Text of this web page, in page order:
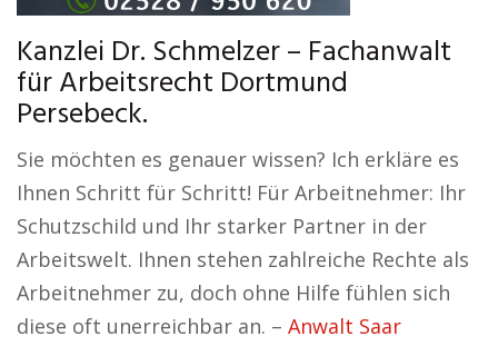
Kanzlei Dr. Schmelzer – Fachanwalt
für Arbeitsrecht Dortmund
Persebeck.
Sie möchten es genauer wissen? Ich erkläre es
Ihnen Schritt für Schritt! Für Arbeitnehmer: Ihr
Schutzschild und Ihr starker Partner in der
Arbeitswelt. Ihnen stehen zahlreiche Rechte als
Arbeitnehmer zu, doch ohne Hilfe fühlen sich
diese oft unerreichbar an. – Anwalt Saar